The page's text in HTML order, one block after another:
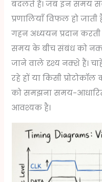
बदलते हैं। जब इन समय
प्रणालियाँ विफल हो
गहन अध्ययन प्रदान करती
समय के बीच संबंध को
जाने वाले दृश्य नक्शे हैं।
रहे हों या किसी
को समझना समय-
आवश्यक है।